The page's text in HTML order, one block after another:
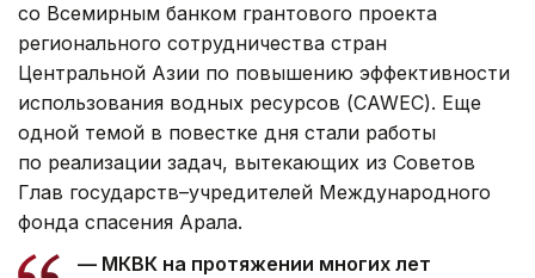
со Всемирным банком грантового проекта
регионального сотрудничества стран
Центральной Азии по повышению эффективности
использования водных ресурсов (CAWEC). Еще
одной темой в повестке дня стали работы
по реализации задач, вытекающих из Советов
Глав государств–учредителей Международного
фонда спасения Арала.
— МКВК на протяжении многих лет